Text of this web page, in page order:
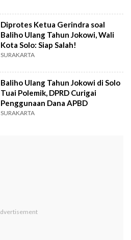
Diprotes Ketua Gerindra soal
Baliho Ulang Tahun Jokowi, Wali
Kota Solo: Siap Salah!
SURAKARTA
Baliho Ulang Tahun Jokowi di Solo
Tuai Polemik, DPRD Curigai
Penggunaan Dana APBD
SURAKARTA